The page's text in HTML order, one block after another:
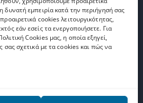
εμπειρία κατά την περιήγησή σας
cookies λειτουργικότητας,
εάν εσείς τα ενεργοποιήσετε. Για
Cookies μας, η οποία εξηγεί,
σας σχετικά με τα cookies και πώς να
*
τουςόρους